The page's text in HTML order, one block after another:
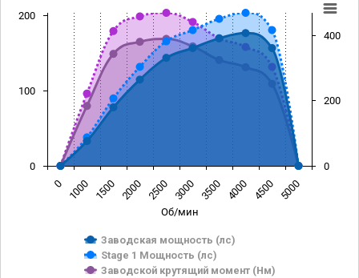
Об/мин
Заводская мощность (лс)
Stage 1 Мощность (лс)
Заводской крутящий момент (Нм)
0 1000 1500 2000 2500 3000 3500 4000 4500 5000
0
100
200
0
200
400